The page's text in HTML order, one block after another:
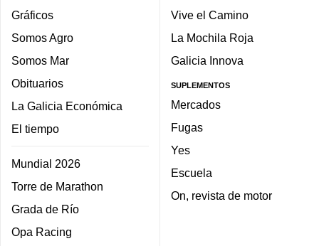
Gráficos
Somos Agro
Somos Mar
Obituarios
La Galicia Económica
El tiempo
Mundial 2026
Torre de Marathon
Grada de Río
Opa Racing
Vive el Camino
La Mochila Roja
Galicia Innova
SUPLEMENTOS
Mercados
Fugas
Yes
Escuela
On, revista de motor